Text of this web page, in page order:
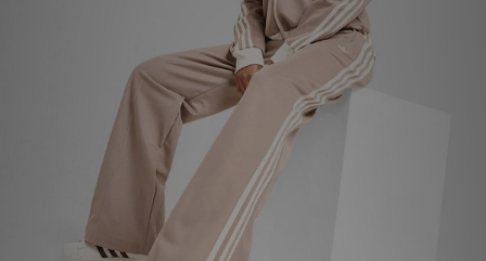
Vind een winkel
Bestelling traceren